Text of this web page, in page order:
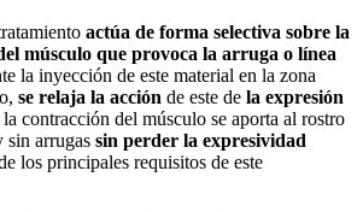
actúa de forma selectiva sobre la
músculo que provoca la arruga o línea
la inyección de este material en la zona
se relaja la acción de este de la expresión
contracción del músculo se aporta al rostro
sin arrugas sin perder la expresividad
los principales requisitos de este